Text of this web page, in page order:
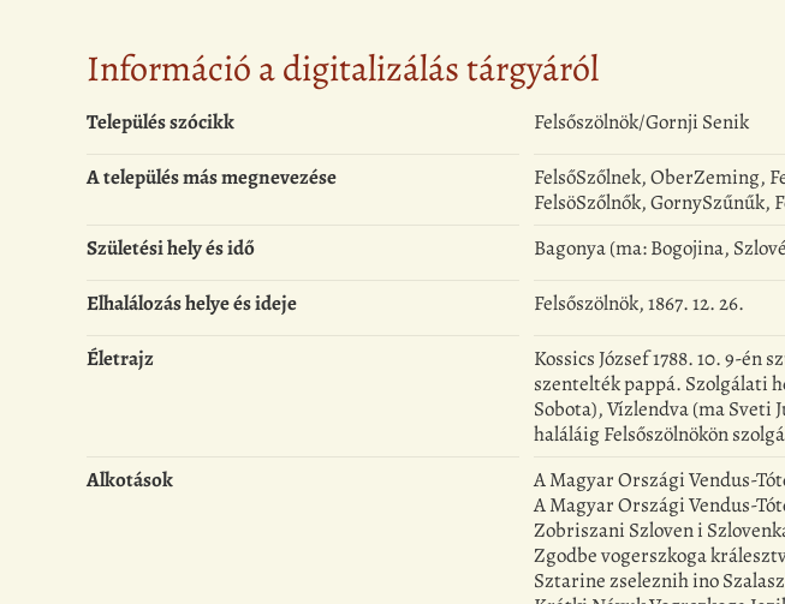
Információ a digitalizálás tárgyáról
Település szócikk
Felsőszölnök/Gornji Senik
A település más megnevezése
FelsőSzőlnek, OberZeming,
FelsöSzőlnők, GornySzűnűk,
Születési hely és idő
Bagonya (ma: Bogojina,
Elhalálozás helye és ideje
Felsőszölnök, 1867. 12. 26.
Életrajz
Kossics József 1788. 10. 9-
szentelték pappá. Szolgálati
Sobota), Vízlendva (ma Sveti
haláláig Felsőszölnökön
Alkotások
A Magyar Országi Vendus-
A Magyar Országi Vendus-
Zobriszani Szloven i
Zgodbe vogerszkoga
Sztarine zseleznih ino